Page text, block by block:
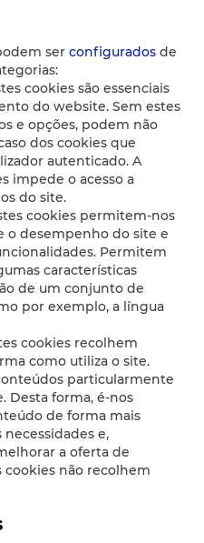
ser configurados de
cookies são essenciais
do website. Sem estes
e opções, podem não
dos cookies que
autenticado. A
impede o acesso a
do site.
cookies permitem-nos
o desempenho do site e
Permitem
características
de um conjunto de
por exemplo, a língua
cookies recolhem
como utiliza o site.
particularmente
Desta forma, é-nos
de forma mais
necessidades e,
a oferta de
cookies não recolhem